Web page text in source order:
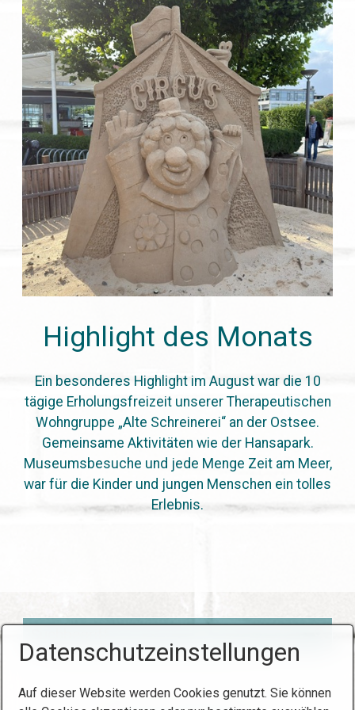
Highlight des Monats
Ein besonderes Highlight im August war die 10
tägige Erholungsfreizeit unserer Therapeutischen
Wohngruppe „Alte Schreinerei“ an der Ostsee.
Gemeinsame Aktivitäten wie der Hansapark.
Museumsbesuche und jede Menge Zeit am Meer,
war für die Kinder und jungen Menschen ein tolles
Erlebnis.
Datenschutzeinstellungen
Auf dieser Website werden Cookies genutzt. Sie können